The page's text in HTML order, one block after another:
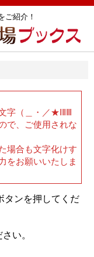
ご紹介！
字（＿・／★ⅠⅡⅢ
で、ご使用されな
場合も文字化けす
をお願いいたしま
タンを押してくだ
い。